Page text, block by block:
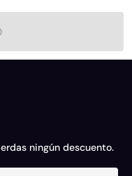
ningún descuento.